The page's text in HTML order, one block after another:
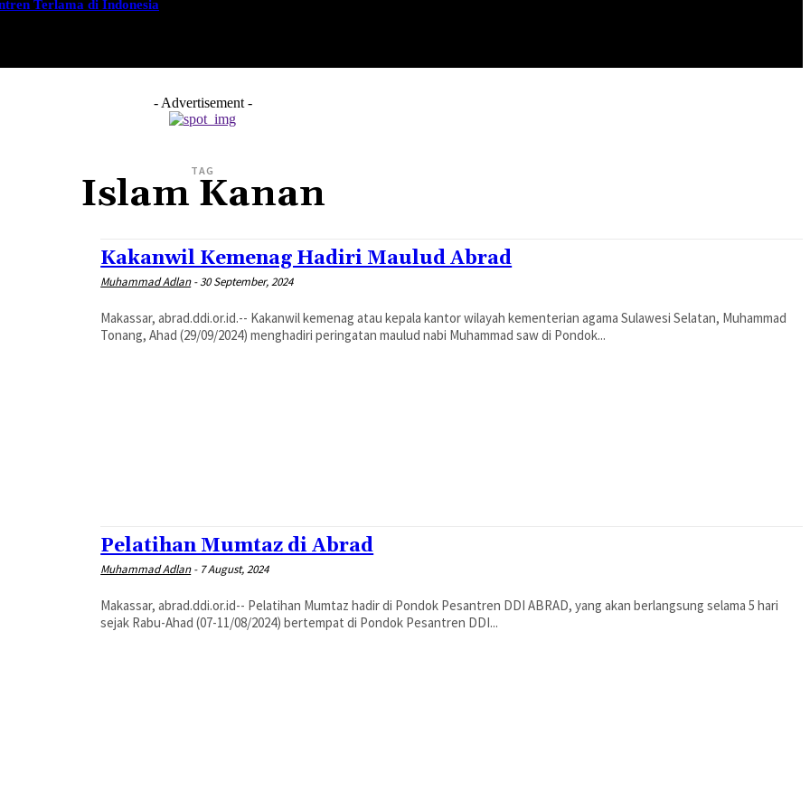
Terlama di Indonesia
- Advertisement -
TAG
Islam Kanan
Kakanwil Kemenag Hadiri Maulud Abrad
Muhammad Adlan - 30 September, 2024
Makassar, abrad.ddi.or.id.-- Kakanwil kemenag atau kepala kantor wilayah kementerian agama Sulawesi Selatan, Muhammad
Tonang, Ahad (29/09/2024) menghadiri peringatan maulud nabi Muhammad saw di Pondok...
Pelatihan Mumtaz di Abrad
Muhammad Adlan - 7 August, 2024
Makassar, abrad.ddi.or.id-- Pelatihan Mumtaz hadir di Pondok Pesantren DDI ABRAD, yang akan berlangsung selama 5 hari
sejak Rabu-Ahad (07-11/08/2024) bertempat di Pondok Pesantren DDI...